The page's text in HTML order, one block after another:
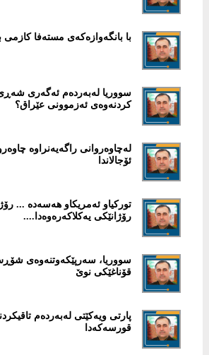
با بانگەوازەکەی مستەفا کازمی
سووریا لەبەردەم ئەگەری شەڕی
کردنەوەی ئەزموونی عێراق؟
لەچاوەروانی راگەیەنراوە
ئۆجالاندا
تورکیاو ئەمریکاو هەسەدە ...
رۆژانێکی یەکلاکەرەوەدا....
سووریا، سەرپێکەوتنەوەی
قۆناغێکی نوێ
پارتی ویەکێتی لەبەردەم
قورسەکەدا